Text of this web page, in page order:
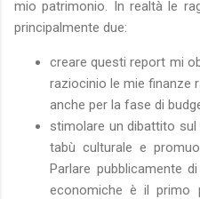
mio patrimonio. In realtà le
principalmente due:
creare questi report mi
raziocinio le mie
anche per la fase di
stimolare un dibattito
tabù culturale e
Parlare pubblicamente
economiche è il primo